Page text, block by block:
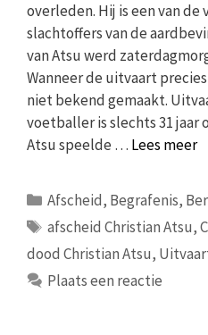
overleden. Hij is een van
slachtoffers van de
van Atsu werd
Wanneer de uitvaart
niet bekend gemaakt.
voetballer is slechts 31 jaar
Atsu speelde … Lees meer
Categorieën
Afscheid, Begrafenis,
Tags
afscheid Christian Atsu,
dood Christian Atsu,
Plaats een reactie